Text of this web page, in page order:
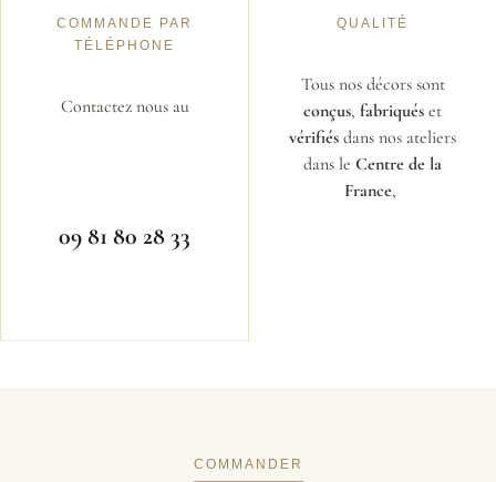
COMMANDE PAR
TÉLÉPHONE
Contactez nous au
09 81 80 28 33
QUALITÉ
Tous nos décors sont
conçus, fabriqués et
vérifiés dans nos ateliers
dans le Centre de la
France,
COMMANDER